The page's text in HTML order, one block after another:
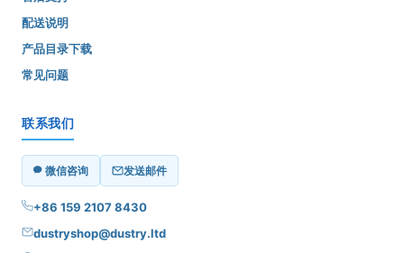
配送说明
产品目录下载
常见问题
联系我们
微信咨询 发送邮件
+86 159 2107 8430
dustryshop@dustry.ltd